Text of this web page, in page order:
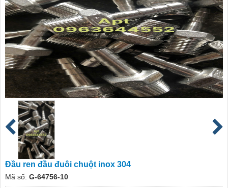
Đầu ren đầu đuôi chuột inox 304
Mã số: G-64756-10